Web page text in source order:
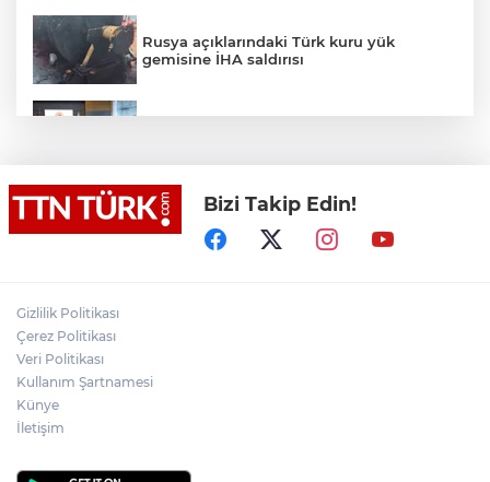
Rusya açıklarındaki Türk kuru yük
gemisine İHA saldırısı
Lukaku Fener’e mi, Beşiktaş’a mı geliyor?
Rojin Kabaiş, Hiranur Nilgün Aygar ve
Kıvanç Uman’ın ailelerini hedef alam
Bizi Takip Edin!
Gizlilik Politikası
Çerez Politikası
Veri Politikası
Kullanım Şartnamesi
Künye
İletişim